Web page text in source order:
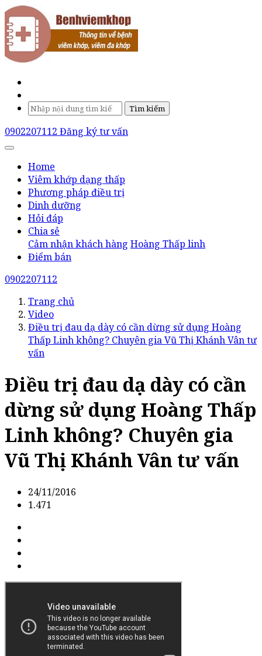
Tìm kiếm
0902207112 Đăng ký tư vấn
Home
Viêm khớp dạng thấp
Phương pháp điều trị
Dinh dưỡng
Hỏi đáp
Chia sẻ
Cảm nhận khách hàng Hoàng Thấp linh
Điểm bán
0902207112
Trang chủ
Video
Điều trị đau dạ dày có cần dừng sử dụng Hoàng
Thấp Linh không? Chuyên gia Vũ Thị Khánh Vân tư
vấn
Điều trị đau dạ dày có cần
dừng sử dụng Hoàng Thấp
Linh không? Chuyên gia
Vũ Thị Khánh Vân tư vấn
24/11/2016
1.471